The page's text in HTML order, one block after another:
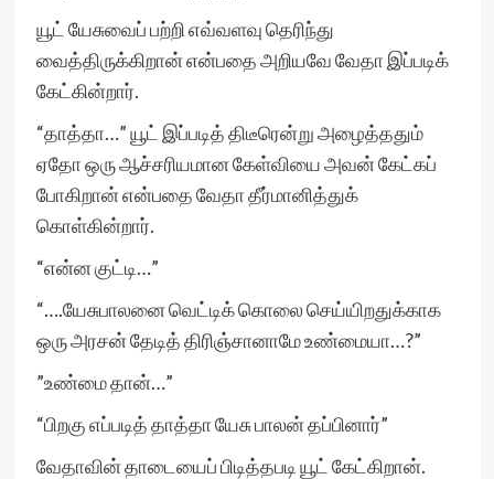
யூட் யேசுவைப் பற்றி எவ்வளவு தெரிந்து
வைத்திருக்கிறான் என்பதை அறியவே வேதா இப்படிக்
கேட்கின்றார்.
“தாத்தா…” யூட் இப்படித் திடீரென்று அழைத்ததும்
ஏதோ ஒரு ஆச்சரியமான கேள்வியை அவன் கேட்கப்
போகிறான் என்பதை வேதா தீர்மானித்துக்
கொள்கின்றார்.
“என்ன குட்டி…”
“….யேசுபாலனை வெட்டிக் கொலை செய்யிறதுக்காக
ஒரு அரசன் தேடித் திரிஞ்சானாமே உண்மையா…?”
”உண்மை தான்…”
“பிறகு எப்படித் தாத்தா யேசு பாலன் தப்பினார்”
வேதாவின் தாடையைப் பிடித்தபடி யூட் கேட்கிறான்.